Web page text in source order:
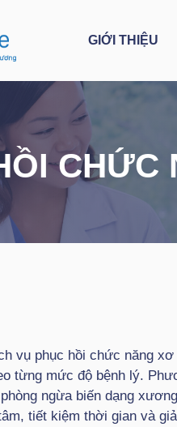
GIỚI THIỆU
vụ phục hồi chức năng
từng mức độ bệnh lý.
ngừa biến dạng
tiết kiệm thời gian và